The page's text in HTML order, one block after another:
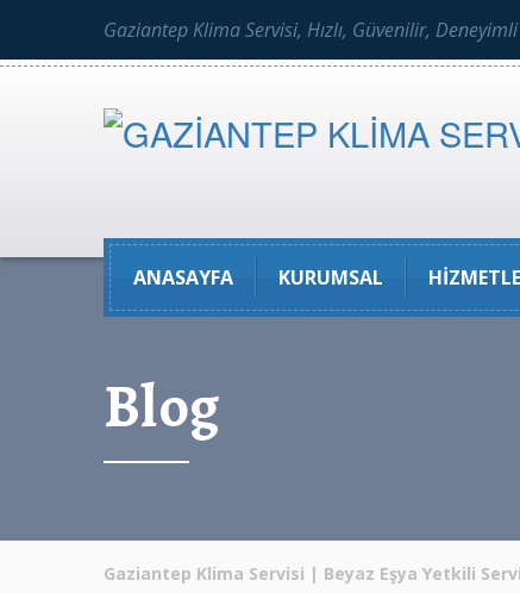
Gaziantep Klima Servisi, Hızlı, Güvenilir,
ANASAYFA KURUMSAL
Blog
Gaziantep Klima Servisi | Beyaz Eşya Yetkili